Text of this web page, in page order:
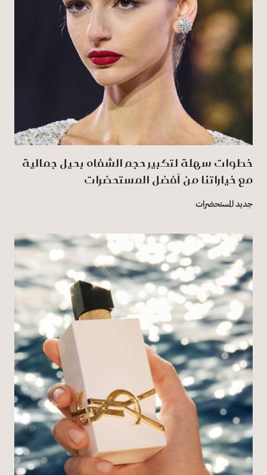
خطوات سهلة لتكبير حجم الشفاه بحيل جمالية
مع خياراتنا من أفضل المستحضرات
جديد المستحضرات